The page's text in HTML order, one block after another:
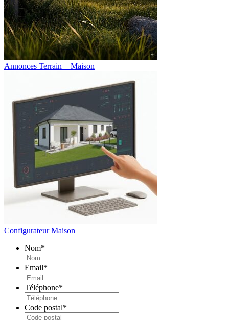
Annonces Terrain + Maison
Configurateur Maison
Nom*
Email*
Téléphone*
Code postal*